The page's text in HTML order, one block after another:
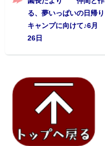
る、夢いっぱいの日帰り
キャンプに向けて♪6月
26日